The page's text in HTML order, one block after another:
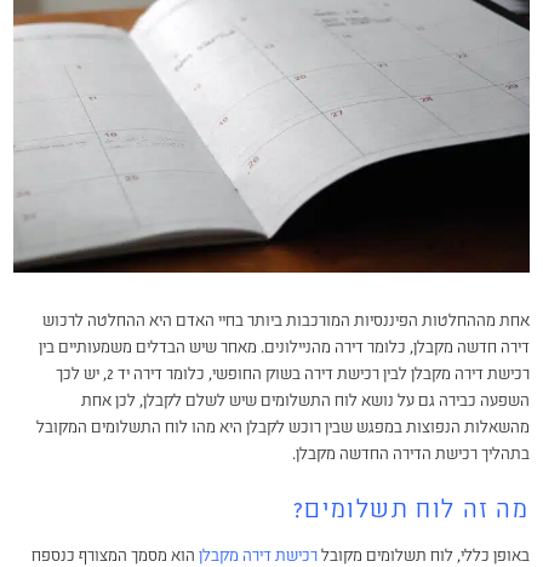
אחת מההחלטות הפיננסיות המורכבות ביותר בחיי האדם היא ההחלטה לרכוש
דירה חדשה מקבלן, כלומר דירה מהניילונים. מאחר שיש הבדלים משמעותיים בין
רכישת דירה מקבלן לבין רכישת דירה בשוק החופשי, כלומר דירה יד 2, יש לכך
השפעה כבירה גם על נושא לוח התשלומים שיש לשלם לקבלן, לכן אחת
מהשאלות הנפוצות במפגש שבין רוכש לקבלן היא מהו לוח התשלומים המקובל
בתהליך רכישת הדירה החדשה מקבלן.
מה זה לוח תשלומים?
באופן כללי, לוח תשלומים מקובלרכישת דירה מקבלן הוא מסמך המצורף כנספח